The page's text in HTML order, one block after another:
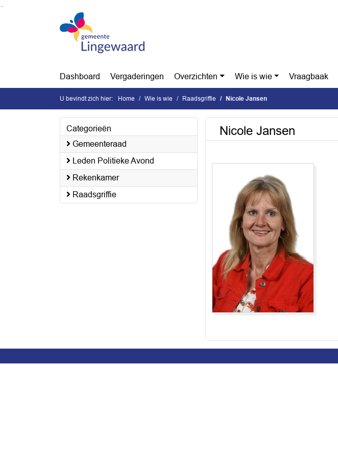
Ga naar de inhoud van deze pagina
Dashboard Vergaderingen Overzichten Wie is wie Vraagbaak
U bevindt zich hier: Home Wie is wie Raadsgriffie Nicole Jansen
Categorieën
Gemeenteraad
Leden Politieke Avond
Rekenkamer
Raadsgriffie
Nicole Jansen